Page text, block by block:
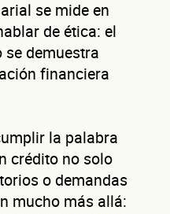
se mide en
de ética: el
demuestra
financiera
la palabra
crédito no solo
o demandas
mucho más allá: